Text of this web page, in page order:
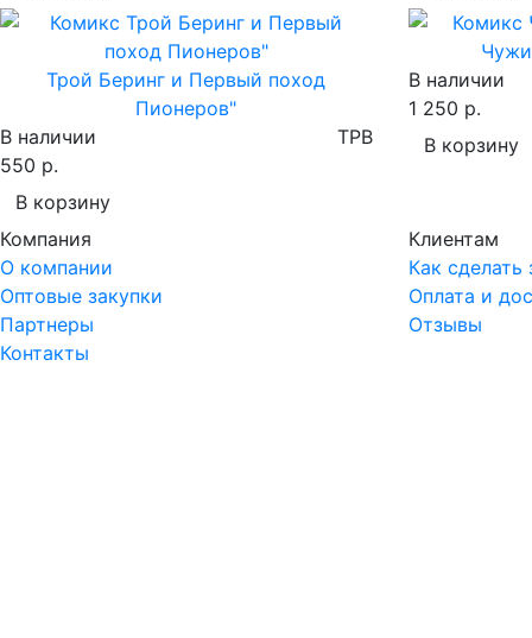
Трой Беринг и Первый поход
Пионеров"
В наличии
TPB
550 р.
В корзину
В наличии
1 250 р.
В корзину
Компания
О компании
Оптовые закупки
Партнеры
Контакты
Клиентам
Как сделать
Оплата и
Отзывы